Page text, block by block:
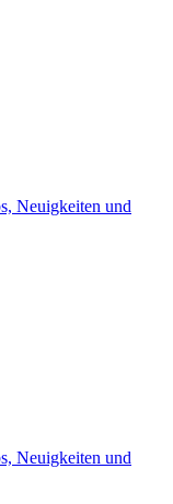
Neuigkeiten und
Neuigkeiten und